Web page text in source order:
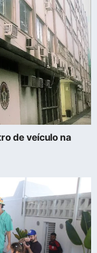
de veículo na